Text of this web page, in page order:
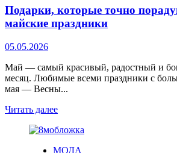
Подарки, которые точно
майские праздники
05.05.2026
Май — самый красивый, радостный и
месяц. Любимые всеми праздники с
мая — Весны...
Читать далее
МОДА